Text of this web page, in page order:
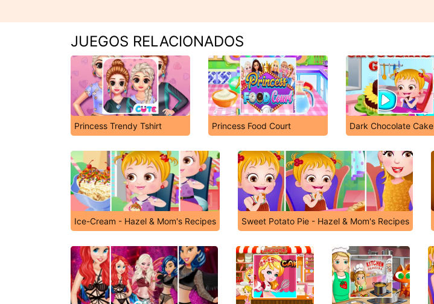
JUEGOS RELACIONADOS
Princess Trendy Tshirt Princess Food Court Dark Chocolate Cake
Ice-Cream - Hazel & Mom's Recipes Sweet Potato Pie - Hazel & Mom's Recipes